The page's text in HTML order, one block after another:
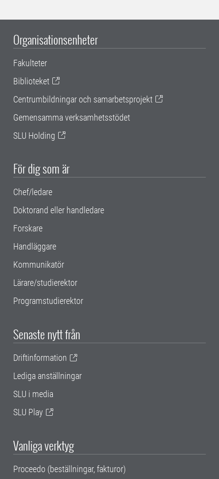
Organisationsenheter
Fakulteter
Biblioteket
Centrumbildningar och samarbetsprojekt
Gemensamma verksamhetsstödet
SLU Holding
För dig som är
Chef/ledare
Doktorand eller handledare
Forskare
Handläggare
Kommunikatör
Lärare/studierektor
Programstudierektor
Senaste nytt från
Driftinformation
Lediga anställningar
SLU i media
SLU Play
Vanliga verktyg
Proceedo (beställningar, fakturor)